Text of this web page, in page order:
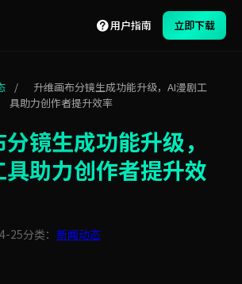
用户指南 立即下载
/
升维画布分镜生成功能升级，AI漫剧工
具助力创作者提升效率
镜生成功能升级，
助力创作者提升效
25分类： 新闻动态